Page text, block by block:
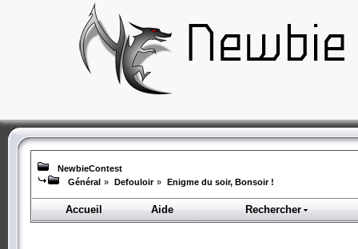
NewbieContest
Général » Defouloir » Enigme du soir, Bonsoir !
Accueil Aide Rechercher